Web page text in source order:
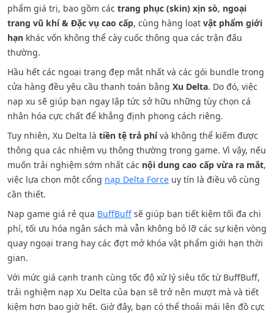
phẩm giá trị, bao gồm các trang phục (skin) xịn sò, ngoại
trang vũ khí & Đặc vụ cao cấp, cùng hàng loạt vật phẩm giới
hạn khác vốn không thể cày cuốc thông qua các trận đấu
thường.
Hầu hết các ngoại trang đẹp mắt nhất và các gói bundle trong
cửa hàng đều yêu cầu thanh toán bằng Xu Delta. Do đó, việc
nạp xu sẽ giúp bạn ngay lập tức sở hữu những tùy chọn cá
nhân hóa cực chất để khẳng định phong cách riêng.
Tuy nhiên, Xu Delta là tiền tệ trả phívà không thể kiếm được
thông qua các nhiệm vụ thông thường trong game. Vì vậy, nếu
muốn trải nghiệm sớm nhất các nội dung cao cấp vừa ra mắt,
việc lựa chọn một cổng nạp Delta Force uy tín là điều vô cùng
cần thiết.
Nạp game giá rẻ qua BuffBuff sẽ giúp bạn tiết kiệm tối đa chi
phí, tối ưu hóa ngân sách mà vẫn không bỏ lỡ các sự kiện vòng
quay ngoại trang hay các đợt mở khóa vật phẩm giới hạn thời
gian.
Với mức giá cạnh tranh cùng tốc độ xử lý siêu tốc từ BuffBuff,
trải nghiệm nạp Xu Delta của bạn sẽ trở nên mượt mà và tiết
kiệm hơn bao giờ hết. Giờ đây, bạn có thể thoải mái lên đồ cực